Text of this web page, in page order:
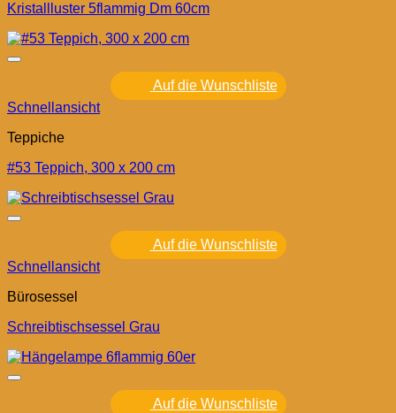
Kristallluster 5flammig Dm 60cm
Auf die Wunschliste
Schnellansicht
Teppiche
#53 Teppich, 300 x 200 cm
Auf die Wunschliste
Schnellansicht
Bürosessel
Schreibtischsessel Grau
Auf die Wunschliste